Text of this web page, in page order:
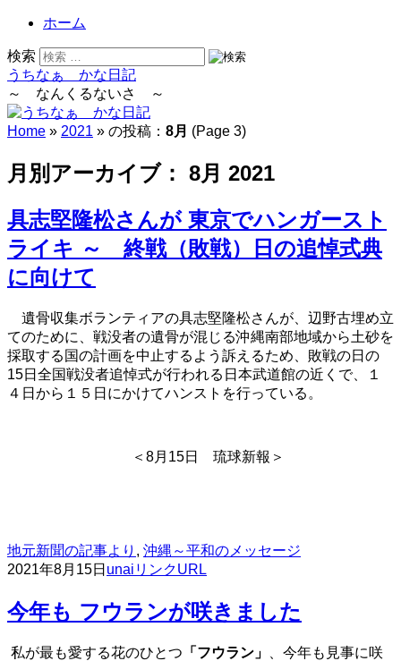
ホーム
検索
うちなぁ かな日記
～ なんくるないさ ～
Home » 2021 » の投稿： 8月 (Page 3)
月別アーカイブ： 8月 2021
具志堅隆松さんが 東京でハンガースト
ライキ ～ 終戦（敗戦）日の追悼式典
に向けて
遺骨収集ボランティアの具志堅隆松さんが、辺野古埋め立
てのために、戦没者の遺骨が混じる沖縄南部地域から土砂を
採取する国の計画を中止するよう訴えるため、敗戦の日の
15日 全国戦没者追悼式が行われる日本武道館の近くで、１
４日から１５日にかけてハンストを行っている。
＜8月15日 琉球新報＞
地元新聞の記事より , 沖縄～平和のメッセージ
2021年8月15日 unai リンクURL
今年も フウランが咲きました
私が最も愛する花のひとつ 「フウラン」
、今年も見事に咲